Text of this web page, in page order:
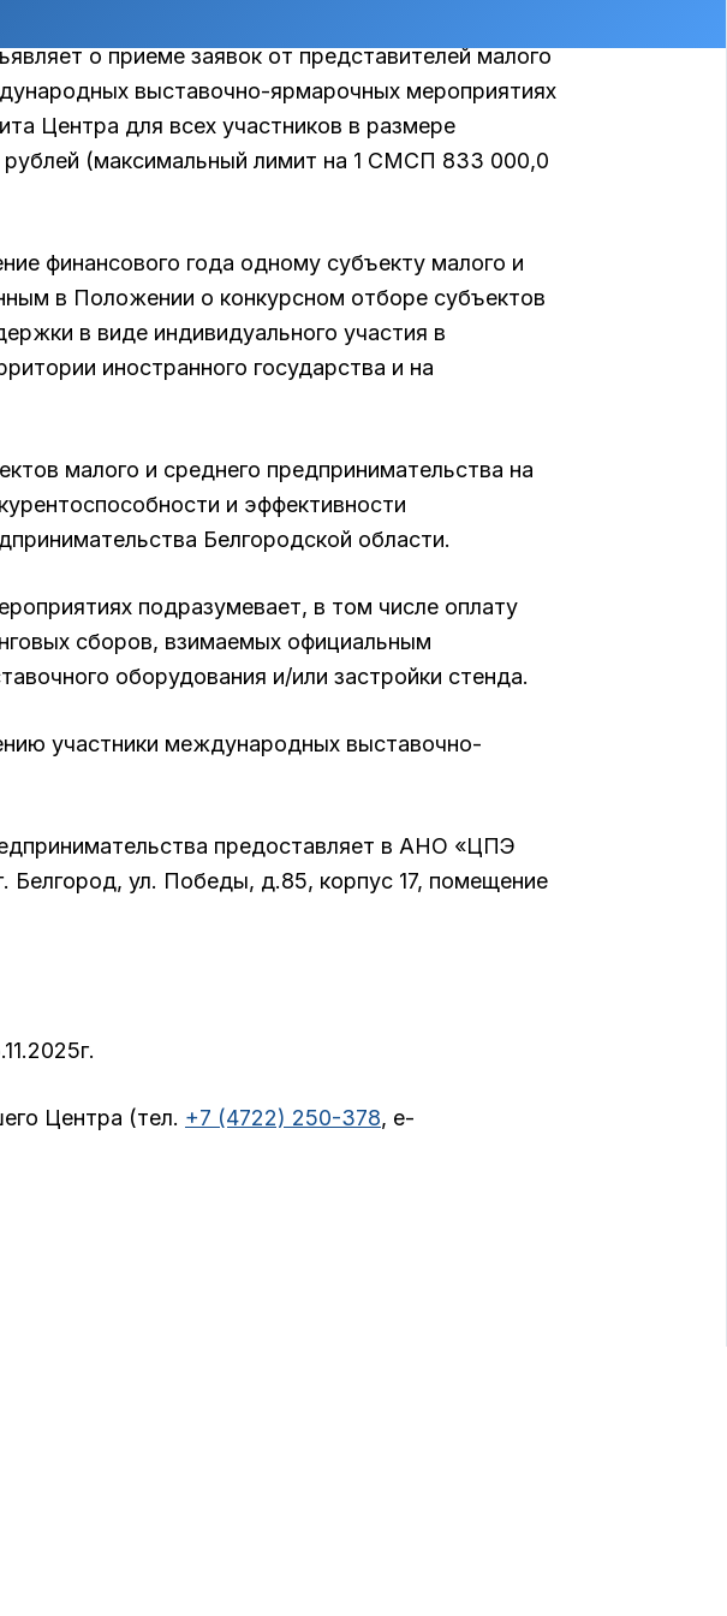
о приеме заявок от представителей малого
выставочно-ярмарочных мероприятиях
Центра для всех участников в размере
(максимальный лимит на 1 СМСП 833 000,0
финансового года одному субъекту малого и
в Положении о конкурсном отборе субъектов
в виде индивидуального участия в
иностранного государства и на
малого и среднего предпринимательства на
и эффективности
Белгородской области.
подразумевает, в том числе оплату
сборов, взимаемых официальным
оборудования и/или застройки стенда.
участники международных выставочно-
предоставляет в АНО «ЦПЭ
Белгород, ул. Победы, д.85, корпус 17, помещение
Центра (тел. +7 (4722) 250-378, e-